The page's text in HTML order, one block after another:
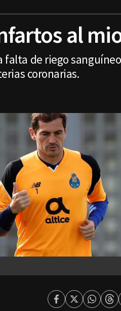
al
de riego
coronarias.
Facebook
Twitter